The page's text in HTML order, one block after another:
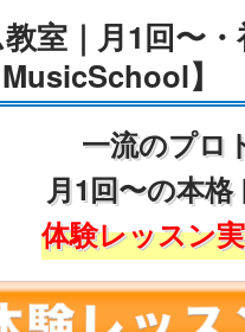
室｜月1回〜
】
一流のプロ
月1回〜の本
体験レッスン